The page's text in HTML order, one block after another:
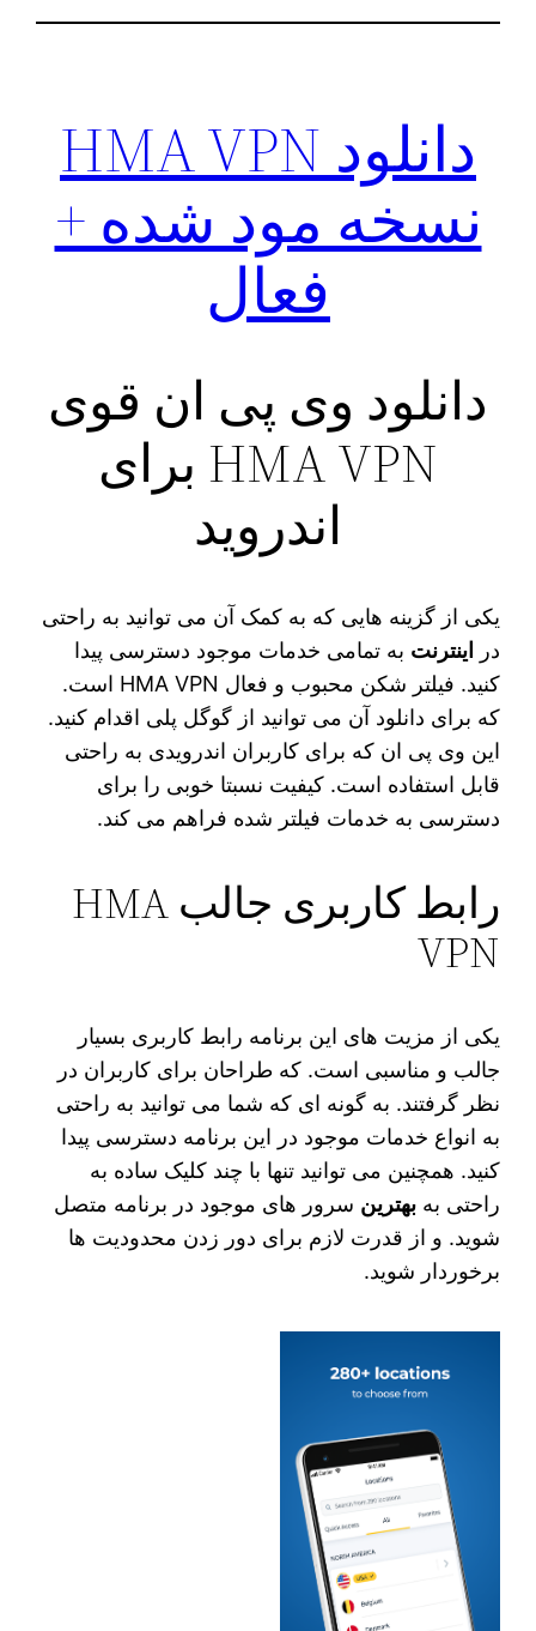
دانلود HMA VPN
نسخه مود شده +
فعال
دانلود وی پی ان قوی
HMA VPN برای
اندروید
یکی از گزینه‌ هایی که به کمک آن می‌ توانید به راحتی
در
اینترنت به تمامی خدمات موجود دسترسی پیدا
کنید. فیلتر شکن محبوب و فعال HMA VPN است.
که برای دانلود آن می‌ توانید از گوگل پلی اقدام کنید.
این وی پی ان که برای کاربران اندرویدی به راحتی
قابل استفاده است. کیفیت نسبتا خوبی را برای
دسترسی به خدمات فیلتر شده فراهم می‌ کند.
رابط کاربری جالب HMA
VPN
یکی از مزیت های این برنامه رابط کاربری بسیار
جالب و مناسبی است. که طراحان برای کاربران در
نظر گرفتند. به گونه ای که شما می‌ توانید به راحتی
به انواع خدمات موجود در این برنامه دسترسی پیدا
کنید. همچنین می‌ توانید تنها با چند کلیک ساده به
راحتی بهبهترین سرور های موجود در برنامه متصل
شوید. و از قدرت لازم برای دور زدن محدودیت ها
برخوردار شوید.